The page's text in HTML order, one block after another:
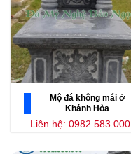
Mộ đá không mái ở
Khánh Hòa
Liên hệ: 0982.583.000